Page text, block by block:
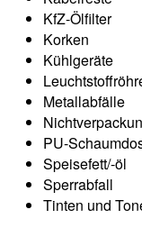
KfZ-Ölfilter
Korken
Kühlgeräte
Metallabfälle
PU-
Speisefett/-öl
Sperrabfall
Tinten und